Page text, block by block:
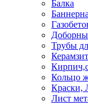
Балка
Трубы
Кольцо
Краски,
Лист